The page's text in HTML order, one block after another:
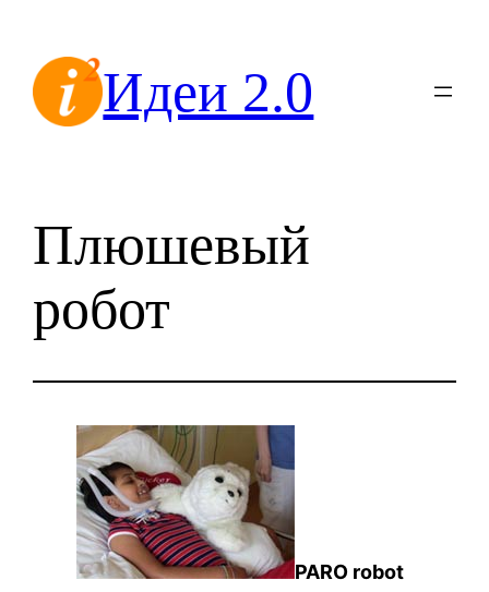
содержимомуИдеи 2.0
Плюшевый
робот
PARO robot